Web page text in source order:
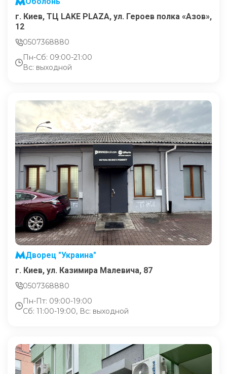
г. Киев, ТЦ LAKE PLAZA, ул. Героев полка «Азов»,
12
0507368880
Пн-Сб: 09:00-21:00
Вс: выходной
Дворец "Украина"
г. Киев, ул. Казимира Малевича, 87
0507368880
Пн-Пт: 09:00-19:00
Сб: 11:00-19:00, Вс: выходной